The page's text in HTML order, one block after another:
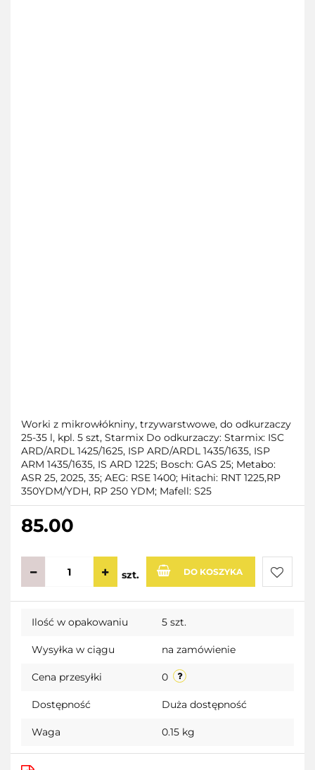
Worki z mikrowłókniny, trzywarstwowe, do odkurzaczy
25-35 l, kpl. 5 szt, Starmix Do odkurzaczy: Starmix: ISC
ARD/ARDL 1425/1625, ISP ARD/ARDL 1435/1635, ISP
ARM 1435/1635, IS ARD 1225; Bosch: GAS 25; Metabo:
ASR 25, 2025, 35; AEG: RSE 1400; Hitachi: RNT 1225,RP
350YDM/YDH, RP 250 YDM; Mafell: S25
85.00
szt. DO KOSZYKA
Do
Ilość w opakowaniu 5 szt.
Wysyłka w ciągu na zamówienie
Cena przesyłki 0
Dostępność Duża dostępność
Waga 0.15 kg